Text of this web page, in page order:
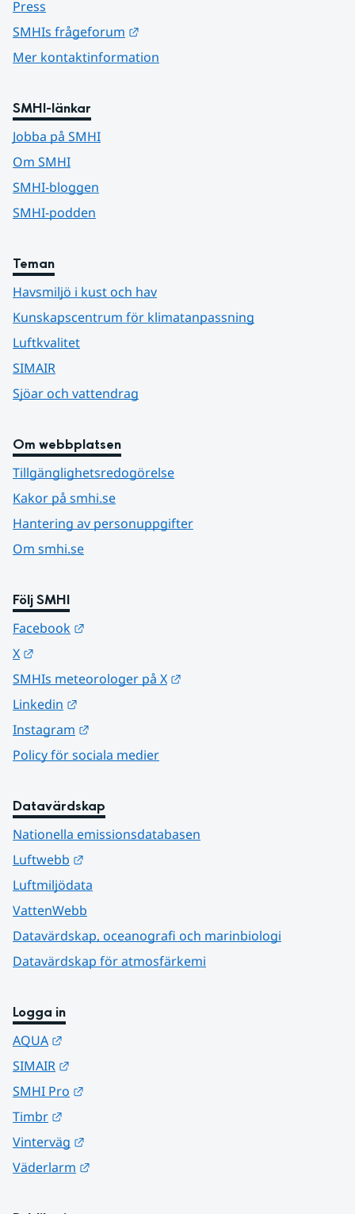
Press
SMHIs frågeforum
Mer kontaktinformation
SMHI-länkar
Jobba på SMHI
Om SMHI
SMHI-bloggen
SMHI-podden
Teman
Havsmiljö i kust och hav
Kunskapscentrum för klimatanpassning
Luftkvalitet
SIMAIR
Sjöar och vattendrag
Om webbplatsen
Tillgänglighetsredogörelse
Kakor på smhi.se
Hantering av personuppgifter
Om smhi.se
Följ SMHI
Facebook
X
SMHIs meteorologer på X
Linkedin
Instagram
Policy för sociala medier
Datavärdskap
Nationella emissionsdatabasen
Luftwebb
Luftmiljödata
VattenWebb
Datavärdskap, oceanografi och marinbiologi
Datavärdskap för atmosfärkemi
Logga in
AQUA
SIMAIR
SMHI Pro
Timbr
Vinterväg
Väderlarm